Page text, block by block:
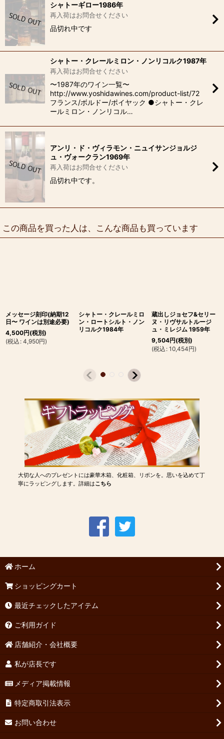
シャトーギロー1986年
再入荷はお問合せください
品切れ中です
シャトー・クレールミロン・ノンリコルク1987年
再入荷はお問合せください
〜1987年のワイン一覧〜
http://www.yoshidawines.com/product-list/72
フランス/ボルドー/ポイヤック ●シャトー・クレ
ールミロン・ノンリコル…
アンリ・ド・ヴィラモン・ニュイサンジョルジ
ュ・ヴォークラン1969年
再入荷はお問合せください
品切れ中です。
この商品を買った人は、こんな商品も買っています
メッセージ刻印(納期12
日〜 ワインは別途必要)
4,500円(税別)
(税込 : 4,950円)
シャトー・クレールミロ
ン・ロートシルト・ノン
リコルク1984年
蔵出しジョセフ&セリー
ヌ・リヴサルトルージ
ュ・ミレジム 1959年
9,504円(税別)
(税込 : 10,454円)
大切な人へのプレゼントには豪華木箱、化粧箱、リボンを。思いを込めて丁
寧にラッピングします。詳細はこちら
ホーム
ショッピングカート
最近チェックしたアイテム
ご利用ガイド
店舗紹介・会社概要
私が店長です
メディア掲載情報
特定商取引法表示
お問い合わせ